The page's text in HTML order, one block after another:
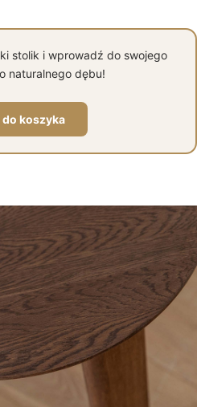
stolik i wprowadź do swojego
naturalnego dębu!
do koszyka